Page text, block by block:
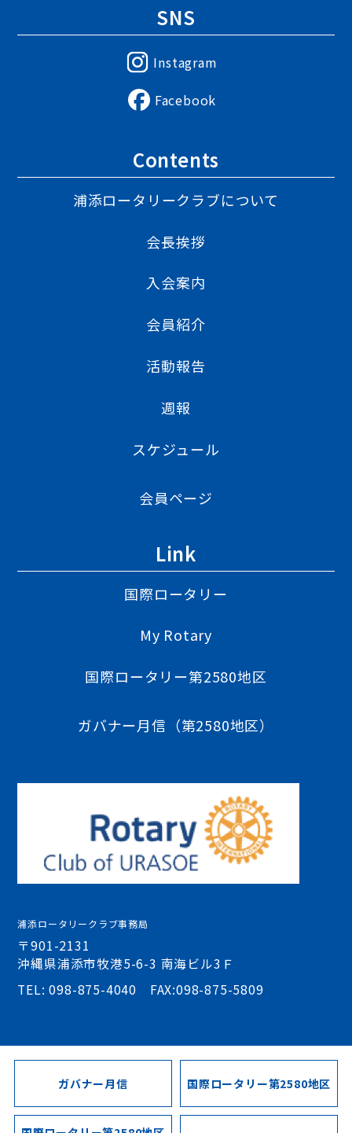
浦添ロータリークラブ事務局
〒901-2131
沖縄県浦添市牧港5-6-3 南海ビル3Ｆ
TEL: 098-875-4040 FAX:098-875-5809
SNS
Instagram
Facebook
Contents
浦添ロータリークラブについて
会長挨拶
入会案内
会員紹介
活動報告
週報
スケジュール
会員ページ
Link
国際ロータリー
My Rotary
国際ロータリー第2580地区
ガバナー月信（第2580地区）
ガバナー月信 国際ロータリー第2580地区